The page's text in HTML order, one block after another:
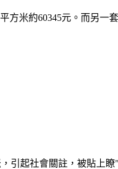
米約60345元。而另一
引起社會關註，被貼上瞭